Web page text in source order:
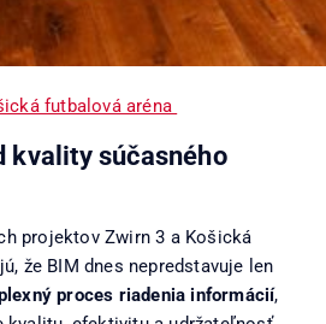
futbalová aréna
kvality súčasného
projektov Zwirn 3 a Košická
že BIM dnes nepredstavuje len
proces riadenia informácií,